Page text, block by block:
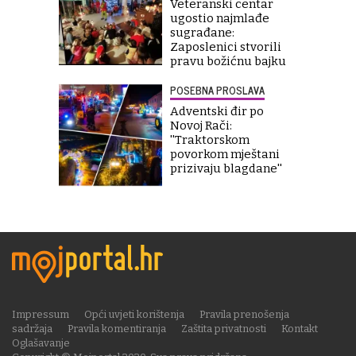
Veteranski centar
ugostio najmlađe
sugrađane:
Zaposlenici stvorili
pravu božićnu bajku
POSEBNA PROSLAVA
Adventski đir po
Novoj Rači:
''Traktorskom
povorkom mještani
prizivaju blagdane''
Impressum Opći uvjeti korištenja
Pravila prenošenja
sadržaja
Pravila komentiranja Zaštita privatnosti
Kontakt
Oglašavanje